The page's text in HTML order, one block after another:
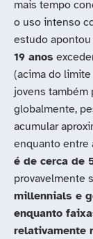
mais tempo
o uso intenso
estudo
19 anos
(acima do
jovens também
globalmente,
acumular
enquanto entre
é de cerca de
provavelmente
millennials e
enquanto
relativamente